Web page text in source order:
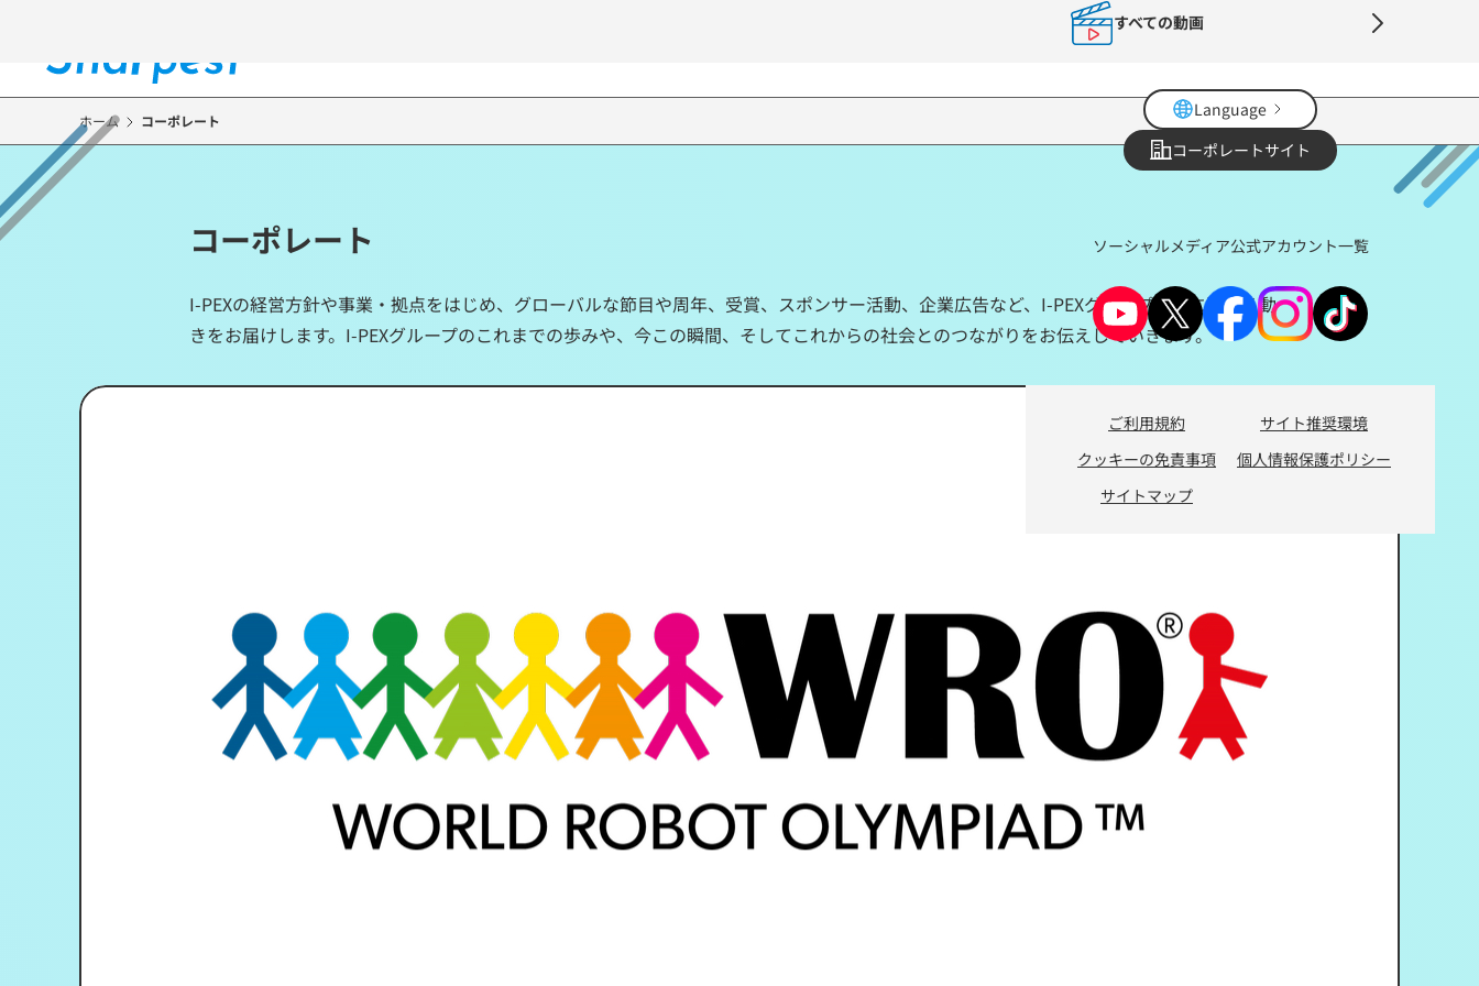
コ
テ
ツ
に
すべての動画
Language
コーポレートサイト
ソーシャルメディア公式アカウント一覧
ご利用規約
サイト推奨環境
クッキーの免責事項
個人情報保護ポリシー
サイトマップ
ホーム コーポレート
コーポレート
I-PEXの経営方針や事業・拠点をはじめ、グローバルな節目や周年、受賞、スポンサー活動、企業広告など、I-PEXグループ全体に関わる動
きをお届けします。I-PEXグループのこれまでの歩みや、今この瞬間、そしてこれからの社会とのつながりをお伝えしていきます。